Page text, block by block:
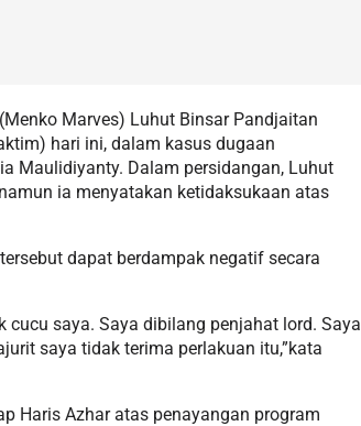
Marves) Luhut Binsar Pandjaitan
hari ini, dalam kasus dugaan
Maulidiyanty. Dalam persidangan, Luhut
ia menyatakan ketidaksukaan atas
dapat berdampak negatif secara
saya. Saya dibilang penjahat lord. Saya
saya tidak terima perlakuan itu,”kata
Haris Azhar atas penayangan program